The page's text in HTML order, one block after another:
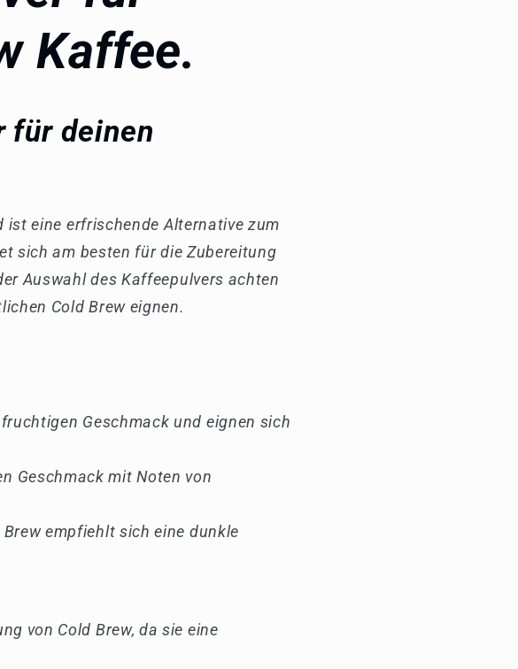
Kaffee.
für deinen
ist eine erfrischende Alternative zum
sich am besten für die Zubereitung
Auswahl des Kaffeepulvers achten
Cold Brew eignen.
Geschmack und eignen sich
Geschmack mit Noten von
empfiehlt sich eine dunkle
von Cold Brew, da sie eine